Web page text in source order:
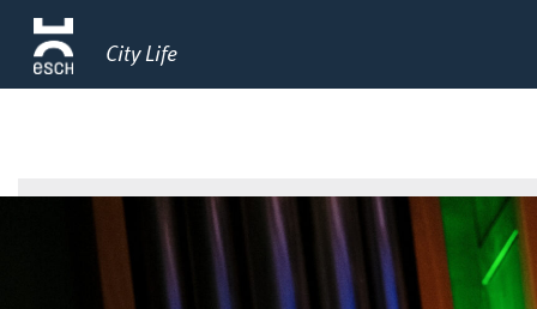
City Life